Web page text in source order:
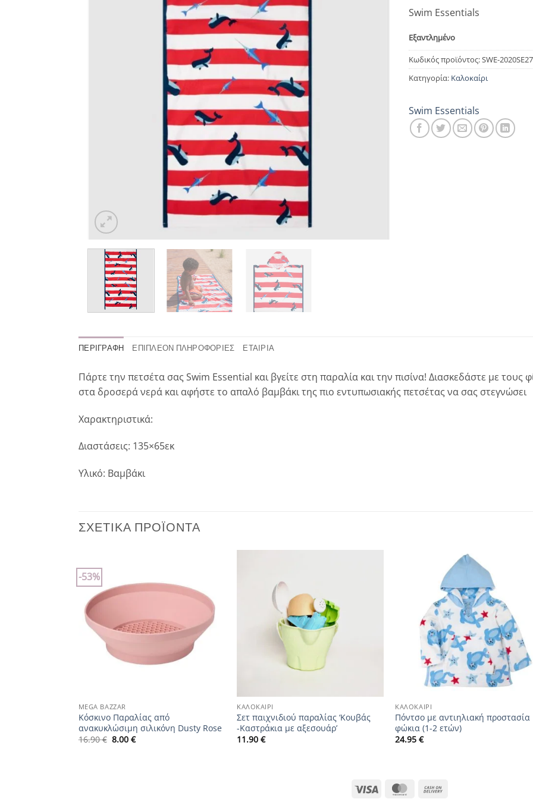
Swim Essentials
Εξαντλημένο
Κωδικός προϊόντος:SWE-
Κατηγορία: Καλοκαίρι
Swim Essentials
ΠΕΡΙΓΡΑΦΉ ΕΠΙΠΛΈΟΝ ΠΛΗΡΟΦΟΡΊΕΣ ΕΤΑΙΡΊΑ
Πάρτε την πετσέτα σας Swim Essential και βγείτε στη παραλία και την πισίνα! Διασκεδάστε με τους
στα δροσερά νερά και αφήστε το απαλό βαμβάκι της πιο εντυπωσιακής πετσέτας να σας στεγνώσει
Χαρακτηριστικά:
Διαστάσεις: 135×65εκ
Υλικό: Βαμβάκι
ΣΧΕΤΙΚΆ ΠΡΟΪΌΝΤΑ
-53%
wishlist
MEGA BAZZAR
Κόσκινο Παραλίας από
ανακυκλώσιμη σιλικόνη Dusty Rose
16.90€ Original
8.00€Η
ΚΑΛΟΚΑΊΡΙ
Σετ παιχνιδιού παραλίας ‘Κουβάς
-Καστράκια με αξεσουάρ’
11.90€
ΚΑΛΟΚΑΊΡΙ
Πόντσο με αντιηλιακή προστασία
φώκια (1-2 ετών)
24.95€
Visa
MasterCard